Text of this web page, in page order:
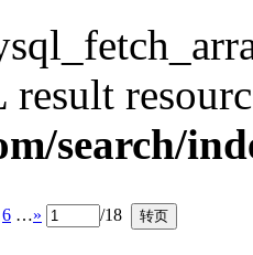
search/
6 …» /18